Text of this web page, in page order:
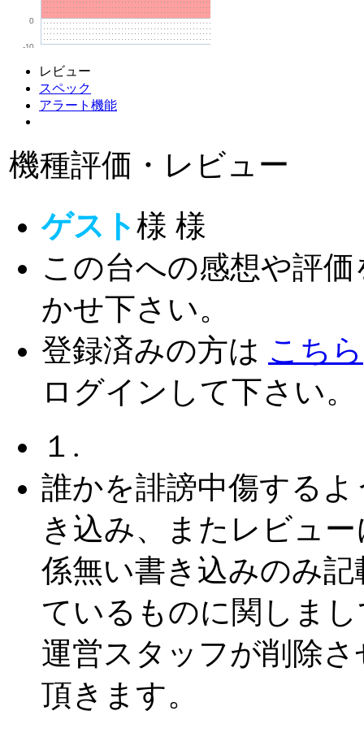
-10
0
レビュー
スペック
アラート機能
機種評価・レビュー
ゲスト様 様
この台への感想や評価
かせ下さい。
登録済みの方は こちら
ログインして下さい。
１.
誰かを誹謗中傷するよ
き込み、またレビュー
係無い書き込みのみ記
ているものに関しま
運営スタッフが削除さ
頂きます。